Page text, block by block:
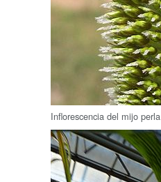
Inflorescencia del mijo perla